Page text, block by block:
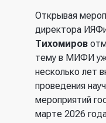
Открывая
директора
Тихомиров
тему в МИФИ
несколько лет
проведения
мероприятий
марте 2026